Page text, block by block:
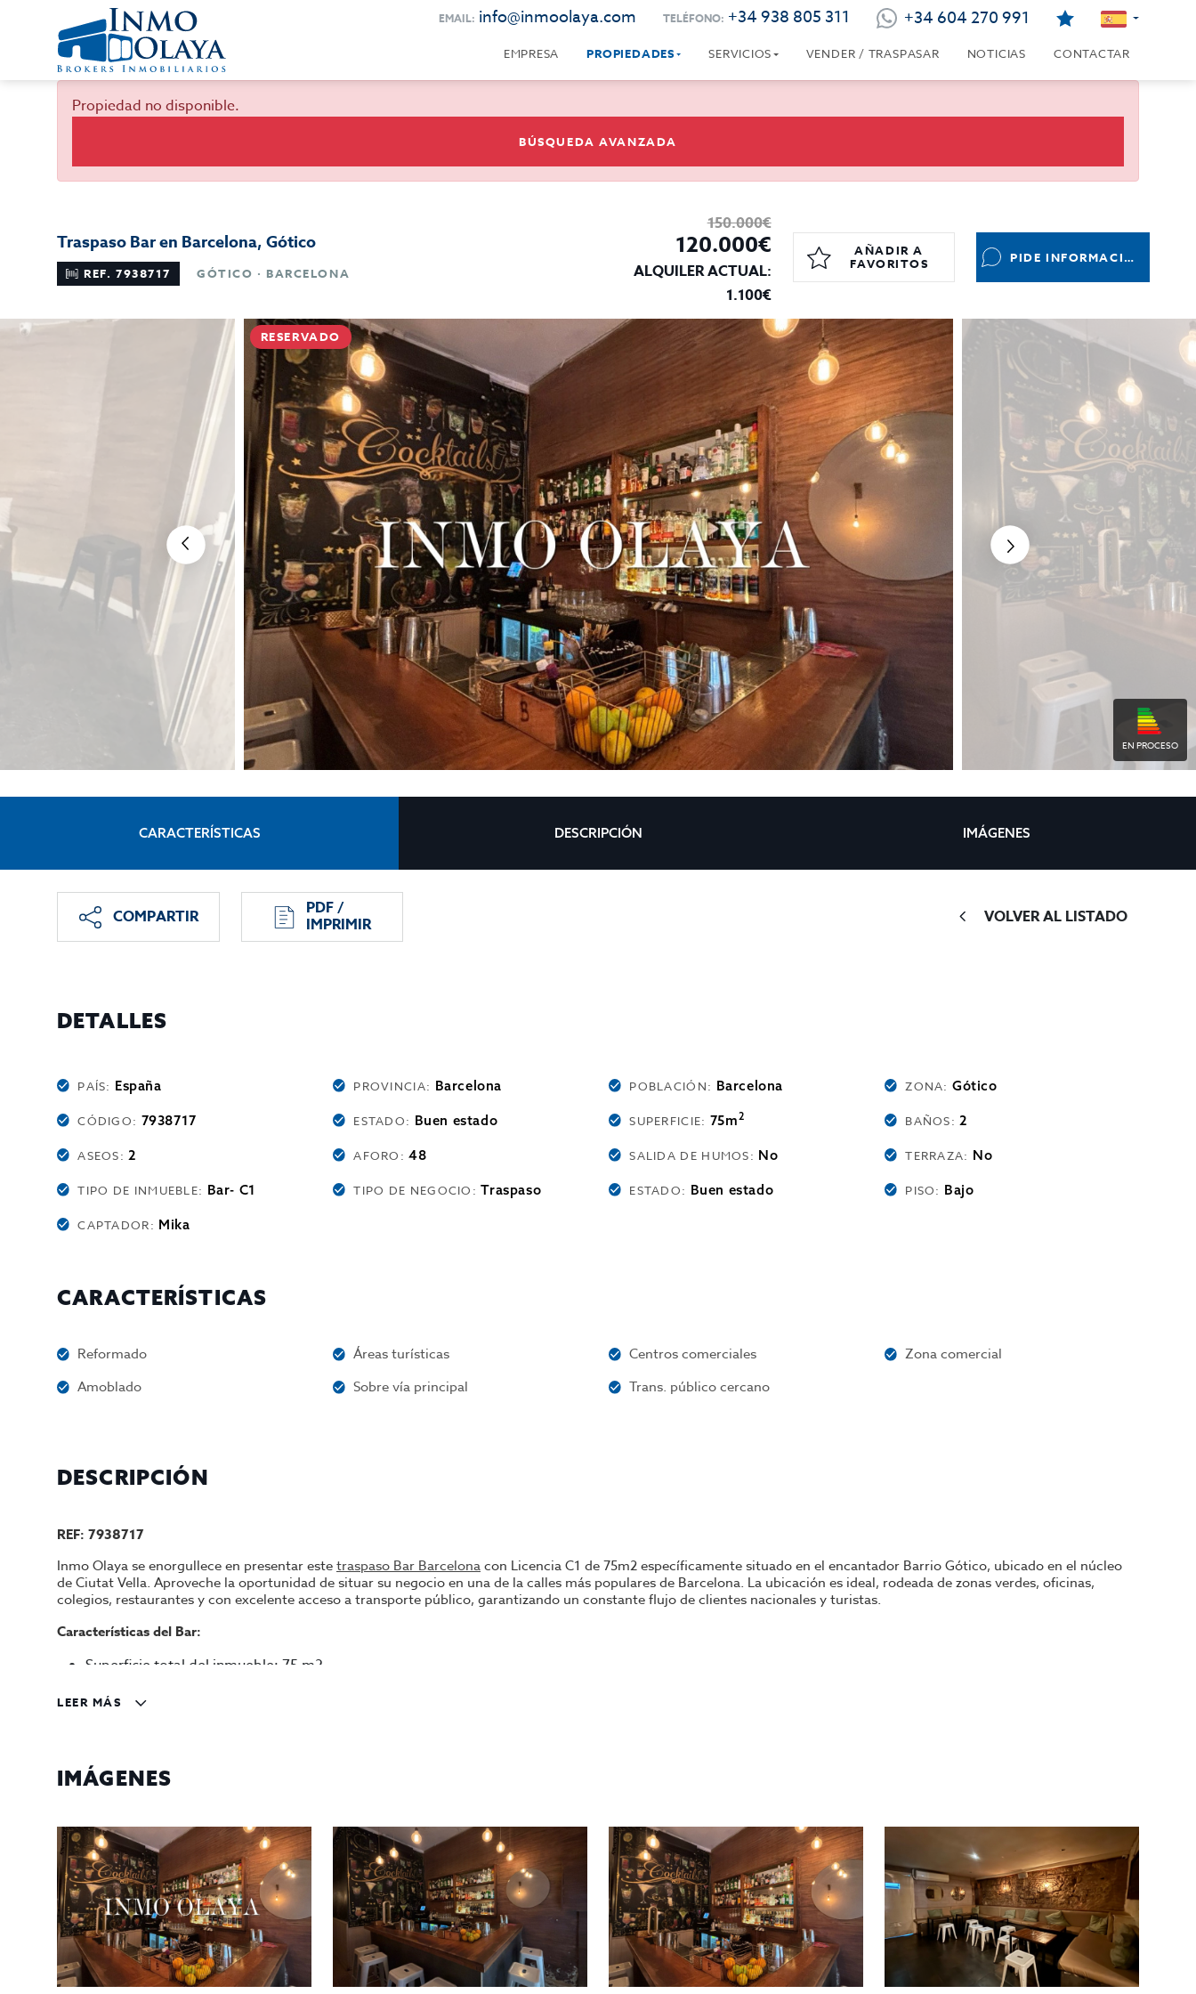
EMAIL: info@inmoolaya.com TELÉFONO: +34 938 805 311 +34 604 270 991
EMPRESA PROPIEDADES SERVICIOS VENDER / TRASPASAR NOTICIAS CONTACTAR
Propiedad no disponible.
BÚSQUEDA AVANZADA
Traspaso Bar en Barcelona, Gótico
REF. 7938717 GÓTICO · BARCELONA
150.000€
120.000€
ALQUILER ACTUAL:
1.100€
AÑADIR A
FAVORITOS
PIDE INFORMACIÓN
RESERVADO
EN PROCESO
CARACTERÍSTICAS DESCRIPCIÓN IMÁGENES
COMPARTIR PDF /
IMPRIMIR VOLVER AL LISTADO
DETALLES
PAÍS: España PROVINCIA: Barcelona POBLACIÓN: Barcelona ZONA:Gótico
CÓDIGO: 7938717 ESTADO: Buen estado SUPERFICIE: 75m2 BAÑOS:2
ASEOS:2 AFORO:48 SALIDA DE HUMOS: No TERRAZA: No
TIPO DE INMUEBLE: Bar- C1 TIPO DE NEGOCIO:Traspaso ESTADO: Buen estado PISO: Bajo
CAPTADOR: Mika
CARACTERÍSTICAS
Reformado Áreas turísticas Centros comerciales
Zona comercial
Amoblado
Sobre vía principal Trans. público cercano
DESCRIPCIÓN
REF: 7938717
Inmo Olaya se enorgullece en presentar estetraspaso Bar Barcelonacon Licencia C1 de 75m2 específicamente situado en el encantador Barrio Gótico, ubicado en el núcleo
de Ciutat Vella. Aproveche la oportunidad de situar su negocio en una de la calles más populares de Barcelona. La ubicación es ideal, rodeada de zonas verdes, oficinas,
colegios, restaurantes y con excelente acceso a transporte público, garantizando un constante flujo de clientes nacionales y turistas.
Características del Bar:
Superficie total del inmueble: 75 m2
A pie de calle
Aforo: 48 personas
Condiciones de Traspaso:
Traspaso : 120.000 euros
Alquiler mensual : 1100 euros + IVA
Se traspasa con toda la maquinaria y mobiliario.
No dejes pasar esta oportunidad de emprender en una de las zonas más dinámicas y visitadas de la ciudad. ¡Contáctanos para más información y ven a descubrir tu próximo
proyecto!
LEER MÁS
IMÁGENES